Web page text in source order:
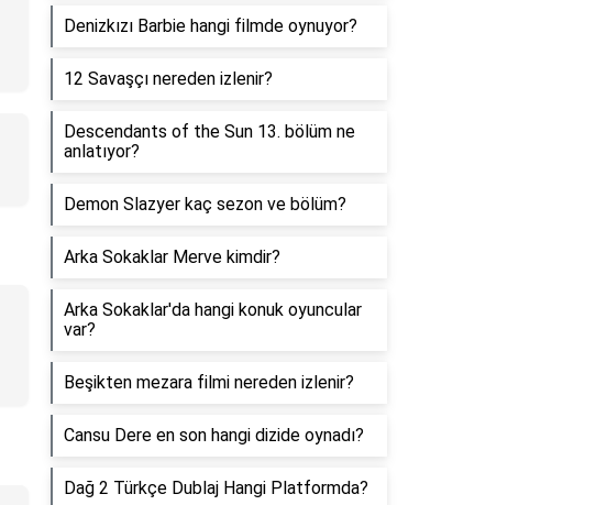
Denizkızı Barbie hangi filmde oynuyor?
12 Savaşçı nereden izlenir?
Descendants of the Sun 13. bölüm ne
anlatıyor?
Demon Slazyer kaç sezon ve bölüm?
Arka Sokaklar Merve kimdir?
Arka Sokaklar'da hangi konuk oyuncular
var?
Beşikten mezara filmi nereden izlenir?
Cansu Dere en son hangi dizide oynadı?
Dağ 2 Türkçe Dublaj Hangi Platformda?